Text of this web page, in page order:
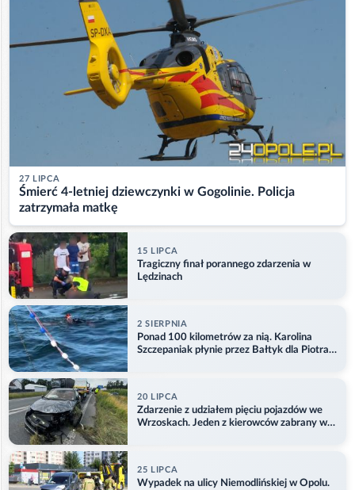
27 LIPCA
Śmierć 4-letniej dziewczynki w Gogolinie. Policja
zatrzymała matkę
15 LIPCA
Tragiczny finał porannego zdarzenia w
Lędzinach
2 SIERPNIA
Ponad 100 kilometrów za nią. Karolina
Szczepaniak płynie przez Bałtyk dla Piotra.
20 LIPCA
Zdarzenie z udziałem pięciu pojazdów we
Wrzoskach. Jeden z kierowców zabrany w
25 LIPCA
Wypadek na ulicy Niemodlińskiej w Opolu.